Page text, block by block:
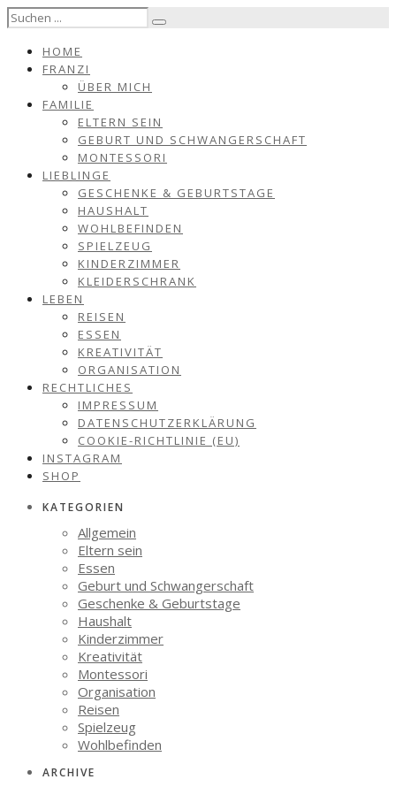
HOME
FRANZI
ÜBER MICH
FAMILIE
ELTERN SEIN
GEBURT UND SCHWANGERSCHAFT
MONTESSORI
LIEBLINGE
GESCHENKE & GEBURTSTAGE
HAUSHALT
WOHLBEFINDEN
SPIELZEUG
KINDERZIMMER
KLEIDERSCHRANK
LEBEN
REISEN
ESSEN
KREATIVITÄT
ORGANISATION
RECHTLICHES
IMPRESSUM
DATENSCHUTZERKLÄRUNG
COOKIE-RICHTLINIE (EU)
INSTAGRAM
SHOP
KATEGORIEN
Allgemein
Eltern sein
Essen
Geburt und Schwangerschaft
Geschenke & Geburtstage
Haushalt
Kinderzimmer
Kreativität
Montessori
Organisation
Reisen
Spielzeug
Wohlbefinden
ARCHIVE